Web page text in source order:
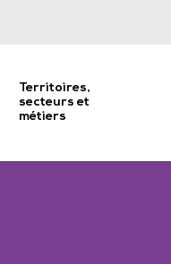
Territoires,
secteurs et
métiers